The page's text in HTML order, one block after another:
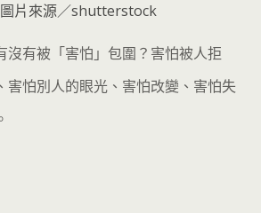
片來源／shutterstock
沒有被「害怕」包圍？害怕被人拒
害怕別人的眼光、害怕改變、害怕失